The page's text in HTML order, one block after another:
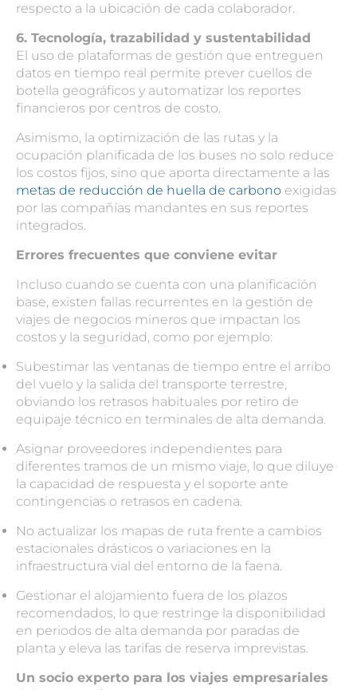
respecto a la ubicación de cada colaborador.
6. Tecnología, trazabilidad y sustentabilidad
El uso de plataformas de gestión que entreguen
datos en tiempo real permite prever cuellos de
botella geográficos y automatizar los reportes
financieros por centros de costo.
Asimismo, la optimización de las rutas y la
ocupación planificada de los buses no solo reduce
los costos fijos, sino que aporta directamente a las
metas de reducción de huella de carbono exigidas
por las compañías mandantes en sus reportes
integrados.
Errores frecuentes que conviene evitar
Incluso cuando se cuenta con una planificación
base, existen fallas recurrentes en la gestión de
viajes de negocios mineros que impactan los
costos y la seguridad, como por ejemplo:
Subestimar las ventanas de tiempo entre el arribo
del vuelo y la salida del transporte terrestre,
obviando los retrasos habituales por retiro de
equipaje técnico en terminales de alta demanda.
Asignar proveedores independientes para
diferentes tramos de un mismo viaje, lo que diluye
la capacidad de respuesta y el soporte ante
contingencias o retrasos en cadena.
No actualizar los mapas de ruta frente a cambios
estacionales drásticos o variaciones en la
infraestructura vial del entorno de la faena.
Gestionar el alojamiento fuera de los plazos
recomendados, lo que restringe la disponibilidad
en periodos de alta demanda por paradas de
planta y eleva las tarifas de reserva imprevistas.
Un socio experto para los viajes empresariales